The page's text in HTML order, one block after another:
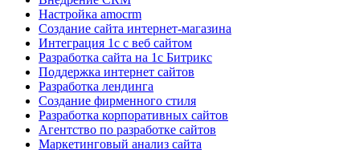
Настройка amocrm
Создание сайта интернет-магазина
Интеграция 1с с веб сайтом
Разработка сайта на 1с Битрикс
Поддержка интернет сайтов
Разработка лендинга
Создание фирменного стиля
Разработка корпоративных сайтов
Агентство по разработке сайтов
Маркетинговый анализ сайта